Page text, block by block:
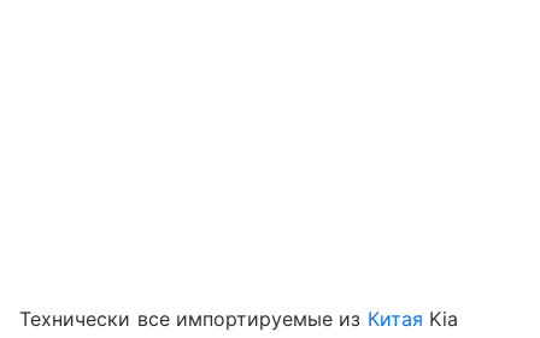
Технически все импортируемые из Китая Kia